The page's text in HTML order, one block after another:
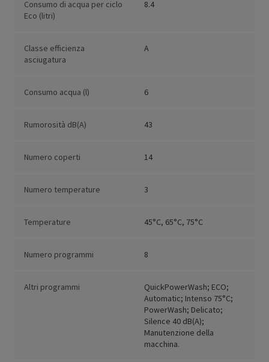
Consumo di acqua per ciclo
Eco (litri)
8.4
Classe efficienza
asciugatura
A
Consumo acqua (l) 6
Rumorosità dB(A) 43
Numero coperti 14
Numero temperature 3
Temperature 45°C, 65°C, 75°C
Numero programmi 8
Altri programmi
QuickPowerWash; ECO;
Automatic; Intenso 75°C;
PowerWash; Delicato;
Silence 40 dB(A);
Manutenzione della
macchina.